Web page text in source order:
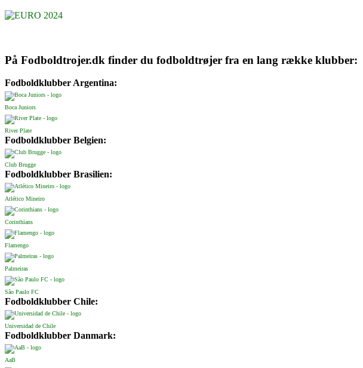
På Fodboldtrojer.dk finder du fodboldtrøjer fra en lang række klubber:
Fodboldklubber Argentina:
Boca Juniors
River Plate
Fodboldklubber Belgien:
Club Brugge
Fodboldklubber Brasilien:
Atlético Mineiro
Corinthians
Flamengo
Palmeiras
São Paulo FC
Fodboldklubber Chile:
Universidad de Chile
Fodboldklubber Danmark:
AaB